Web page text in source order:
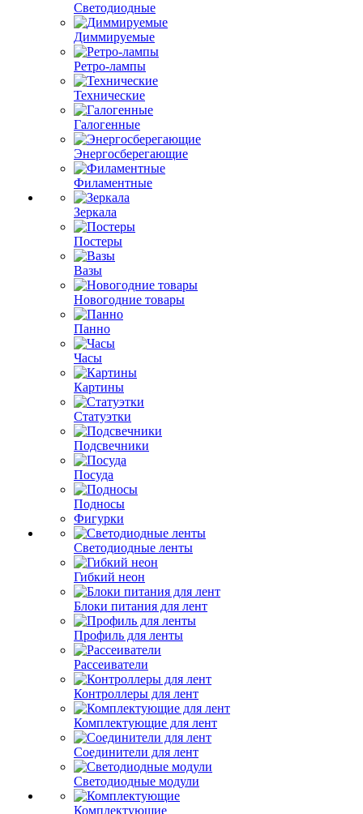
Светодиодные
Диммируемые
Ретро-лампы
Технические
Галогенные
Энергосберегающие
Филаментные
Зеркала
Постеры
Вазы
Новогодние товары
Панно
Часы
Картины
Статуэтки
Подсвечники
Посуда
Подносы
Фигурки
Светодиодные ленты
Гибкий неон
Блоки питания для лент
Профиль для ленты
Рассеиватели
Контроллеры для лент
Комплектующие для лент
Соединители для лент
Светодиодные модули
Комплектующие